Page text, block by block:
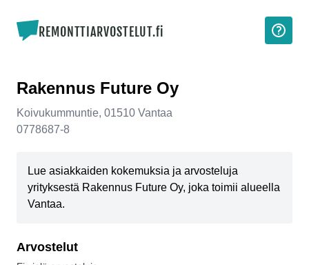
REMONTTIARVOSTELUT.fi
Rakennus Future Oy
Koivukummuntie, 01510 Vantaa
0778687-8
Lue asiakkaiden kokemuksia ja arvosteluja
yrityksestä Rakennus Future Oy, joka toimii alueella
Vantaa.
Arvostelut